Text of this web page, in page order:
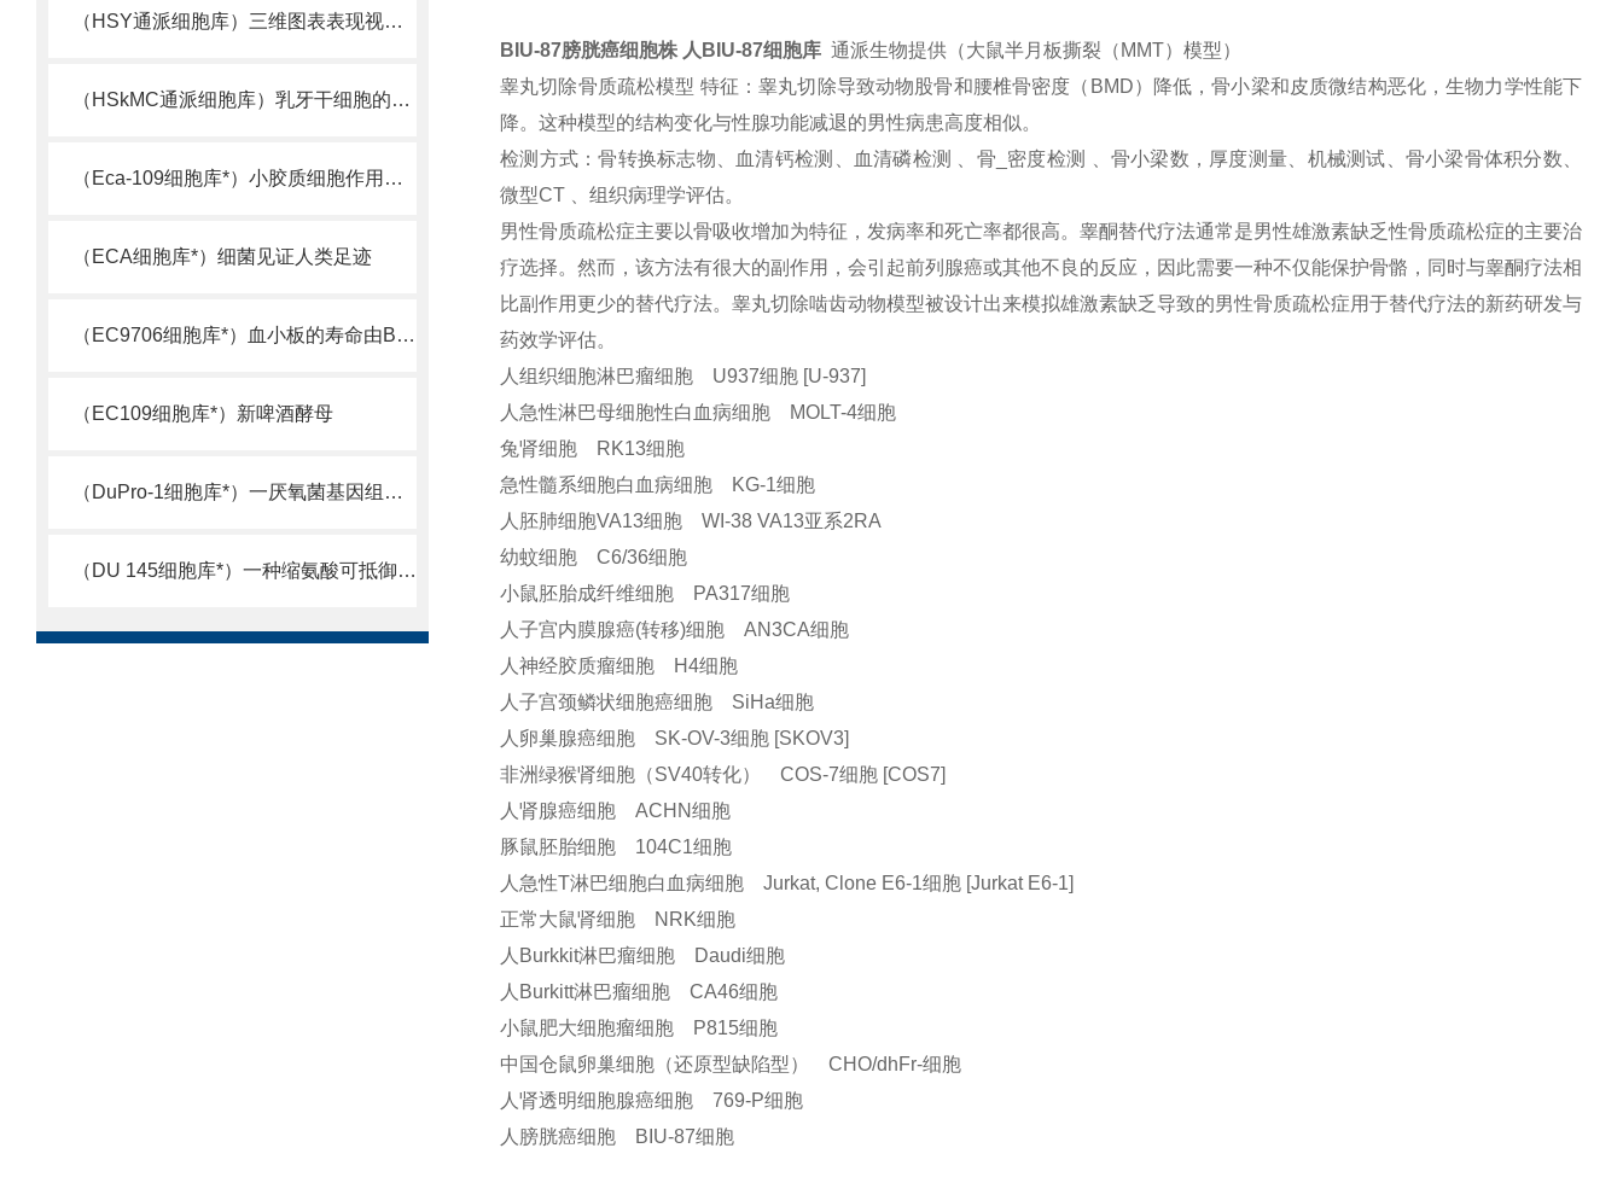
（HSY通派细胞库）三维图表表现视觉细胞活性
（HSkMC通派细胞库）乳牙干细胞的又一来源
（Eca-109细胞库*）小胶质细胞作用机制被揭示
（ECA细胞库*）细菌见证人类足迹
（EC9706细胞库*）血小板的寿命由Bcl-xL决定
（EC109细胞库*）新啤酒酵母
（DuPro-1细胞库*）一厌氧菌基因组测序完成
（DU 145细胞库*）一种缩氨酸可抵御超级细菌
BIU-87膀胱癌细胞株 人BIU-87细胞库 通派生物提供（大鼠半月板撕裂（MMT）模型）
睾丸切除骨质疏松模型 特征：睾丸切除导致动物股骨和腰椎骨密度（BMD）降低，骨小梁和皮质微结构恶化，生物力学性能下
降。这种模型的结构变化与性腺功能减退的男性病患高度相似。
检测方式：骨转换标志物、血清钙检测、血清磷检测 、骨_密度检测 、骨小梁数，厚度测量、机械测试、骨小梁骨体积分数、
微型CT 、组织病理学评估。
男性骨质疏松症主要以骨吸收增加为特征，发病率和死亡率都很高。睾酮替代疗法通常是男性雄激素缺乏性骨质疏松症的主要治
疗选择。然而，该方法有很大的副作用，会引起前列腺癌或其他不良的反应，因此需要一种不仅能保护骨骼，同时与睾酮疗法相
比副作用更少的替代疗法。睾丸切除啮齿动物模型被设计出来模拟雄激素缺乏导致的男性骨质疏松症用于替代疗法的新药研发与
药效学评估。
人组织细胞淋巴瘤细胞 U937细胞 [U-937]
人急性淋巴母细胞性白血病细胞 MOLT-4细胞
兔肾细胞 RK13细胞
急性髓系细胞白血病细胞 KG-1细胞
人胚肺细胞VA13细胞 WI-38 VA13亚系2RA
幼蚊细胞 C6/36细胞
小鼠胚胎成纤维细胞 PA317细胞
人子宫内膜腺癌(转移)细胞 AN3CA细胞
人神经胶质瘤细胞 H4细胞
人子宫颈鳞状细胞癌细胞 SiHa细胞
人卵巢腺癌细胞 SK-OV-3细胞 [SKOV3]
非洲绿猴肾细胞（SV40转化） COS-7细胞 [COS7]
人肾腺癌细胞 ACHN细胞
豚鼠胚胎细胞 104C1细胞
人急性T淋巴细胞白血病细胞 Jurkat, Clone E6-1细胞 [Jurkat E6-1]
正常大鼠肾细胞 NRK细胞
人Burkkit淋巴瘤细胞 Daudi细胞
人Burkitt淋巴瘤细胞 CA46细胞
小鼠肥大细胞瘤细胞 P815细胞
中国仓鼠卵巢细胞（还原型缺陷型） CHO/dhFr-细胞
人肾透明细胞腺癌细胞 769-P细胞
人膀胱癌细胞 BIU-87细胞